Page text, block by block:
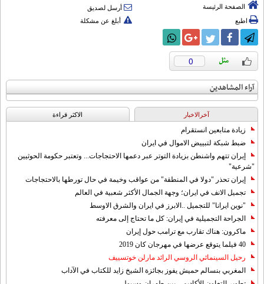
الصفحة الرئيسة
أرسل لصديق
اطبع
أبلغ عن مشكلة
0
آراء المشاهدين
آخرالاخبار الاکثر قراءة
زيادة متابعين انستقرام
ضبط شبكة لتبييض الاموال في ايران
إيران تتهم واشنطن بزيادة التوتر عبر دعمها الاحتجاجات... وتعتبر حكومة الحوثيين
"شرعية"
إيران تحذر "دولا في المنطقة" من عواقب وخيمة في حال تورطها بالاحتجاجات
تجميل الانف في ايران؛ وجهة الجمال الأكثر شعبية في العالم
"نوين ايرانا" للتجميل ..الابرز في ايران والشرق الاوسط
الجراحة التجميلية في إيران: كل ما تحتاج إلى معرفته
ماكرون: هناك تقارب مع ترامب حول إيران
40 فيلما يتوقع عرضها في مهرجان كان 2019
رحيل السينمائي الروسي الرائد مارلن خوتسييف
المغربي بنسالم حميش يفوز بجائزة الشيخ زايد للكتاب في الآداب